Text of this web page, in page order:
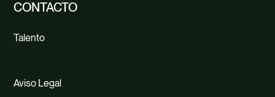
CONTACTO
Talento
Aviso Legal